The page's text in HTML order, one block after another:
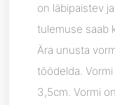
on läbipaistev
tulemuse saab
Ära unusta
töödelda.
3,5cm. Vormi